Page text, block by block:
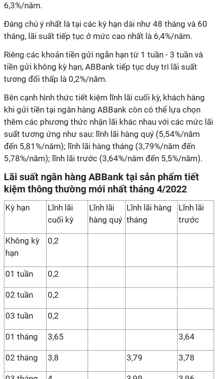
6,3%/năm.
Đáng chú ý nhất là tại các kỳ hạn dài như 48 tháng và 60
tháng, lãi suất tiếp tục ở mức cao nhất là 6,4%/năm.
Riêng các khoản tiền gửi ngắn hạn từ 1 tuần - 3 tuần và
tiền gửi không kỳ hạn, ABBank tiếp tục duy trì lãi suất
tương đối thấp là 0,2%/năm.
Bên cạnh hình thức tiết kiệm lĩnh lãi cuối kỳ, khách hàng
khi gửi tiền tại ngân hàng ABBank còn có thể lựa chọn
thêm các phương thức nhận lãi khác nhau với các mức lãi
suất tương ứng như sau: lĩnh lãi hàng quý (5,54%/năm
đến 5,81%/năm); lĩnh lãi hàng tháng (3,79%/năm đến
5,78%/năm); lĩnh lãi trước (3,64%/năm đến 5,5%/năm).
Lãi suất ngân hàng ABBank tại sản phẩm tiết
kiệm thông thường mới nhất tháng 4/2022
Kỳ hạn
Lĩnh lãi
cuối kỳ
Lĩnh lãi
hàng quý
Lĩnh lãi hàng
tháng
Lĩnh lãi
trước
Không kỳ
hạn
0,2
01 tuần 0,2
02 tuần 0,2
03 tuần 0,2
01 tháng 3,65 3,64
02 tháng 3,8 3,79 3,78